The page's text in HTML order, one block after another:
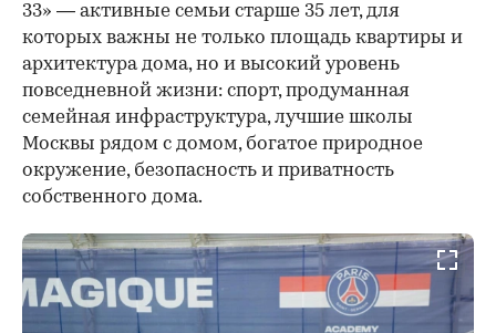
33» — активные семьи старше 35 лет, для
которых важны не только площадь квартиры и
архитектура дома, но и высокий уровень
повседневной жизни: спорт, продуманная
семейная инфраструктура, лучшие школы
Москвы рядом с домом, богатое природное
окружение, безопасность и приватность
собственного дома.